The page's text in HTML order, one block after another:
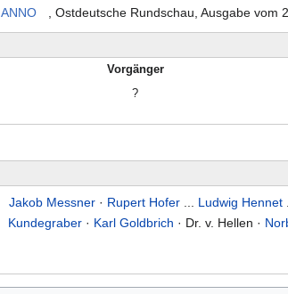
ANNO , Ostdeutsche Rundschau, Ausgabe vom
Vorgänger
?
Jakob Messner · Rupert Hofer Ludwig Hennet
Kundegraber· Karl Goldbrich · Dr. v. Hellen ·